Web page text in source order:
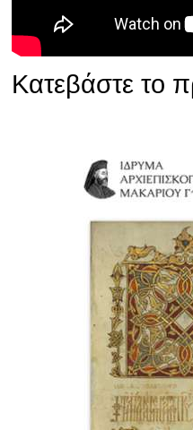
Κατεβάστε το